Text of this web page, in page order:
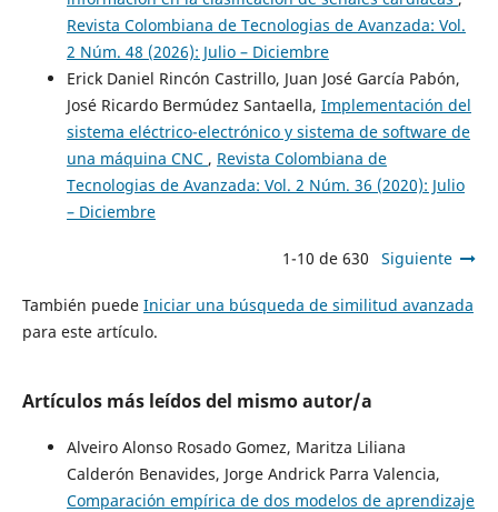
Revista Colombiana de Tecnologias de Avanzada: Vol.
2 Núm. 48 (2026): Julio – Diciembre
Erick Daniel Rincón Castrillo, Juan José García Pabón,
José Ricardo Bermúdez Santaella, Implementación del
sistema eléctrico-electrónico y sistema de software de
una máquina CNC , Revista Colombiana de
Tecnologias de Avanzada: Vol. 2 Núm. 36 (2020): Julio
– Diciembre
1-10 de 630 Siguiente
También puede Iniciar una búsqueda de similitud avanzada
para este artículo.
Artículos más leídos del mismo autor/a
Alveiro Alonso Rosado Gomez, Maritza Liliana
Calderón Benavides, Jorge Andrick Parra Valencia,
Comparación empírica de dos modelos de aprendizaje